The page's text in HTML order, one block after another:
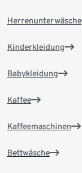
Herrenunterwäsche
Kinderkleidung
Babykleidung
Kaffee
Kaffeemaschinen
Bettwäsche